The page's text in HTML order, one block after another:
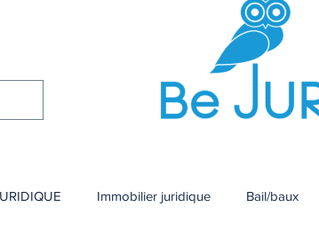
Immobilier juridique Bail/baux